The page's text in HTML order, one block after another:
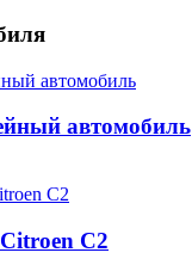
автомобиль
С2